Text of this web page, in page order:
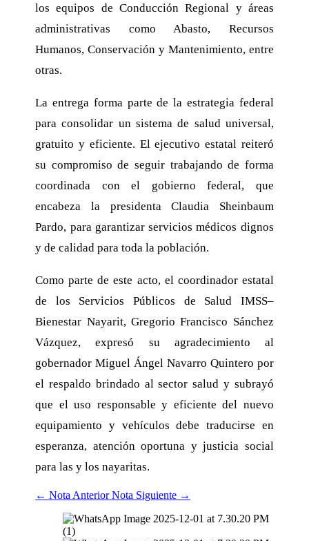
los equipos de Conducción Regional y áreas
administrativas como Abasto, Recursos
Humanos, Conservación y Mantenimiento, entre
otras.
La entrega forma parte de la estrategia federal
para consolidar un sistema de salud universal,
gratuito y eficiente. El ejecutivo estatal reiteró
su compromiso de seguir trabajando de forma
coordinada con el gobierno federal, que
encabeza la presidenta Claudia Sheinbaum
Pardo, para garantizar servicios médicos dignos
y de calidad para toda la población.
Como parte de este acto, el coordinador estatal
de los Servicios Públicos de Salud IMSS–
Bienestar Nayarit, Gregorio Francisco Sánchez
Vázquez, expresó su agradecimiento al
gobernador Miguel Ángel Navarro Quintero por
el respaldo brindado al sector salud y subrayó
que el uso responsable y eficiente del nuevo
equipamiento y vehículos debe traducirse en
esperanza, atención oportuna y justicia social
para las y los nayaritas.
←Nota Anterior Nota Siguiente →